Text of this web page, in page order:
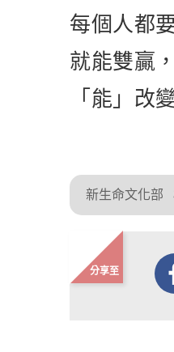
每個人都
就能雙贏
「能」改
新生命文化部
分享至